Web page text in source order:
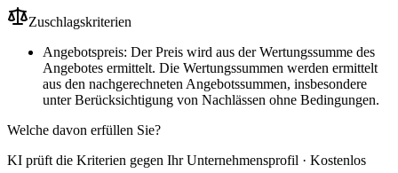
Zuschlagskriterien
Angebotspreis: Der Preis wird aus der Wertungssumme des
Angebotes ermittelt. Die Wertungssummen werden ermittelt
aus den nachgerechneten Angebotssummen, insbesondere
unter Berücksichtigung von Nachlässen ohne Bedingungen.
Welche davon erfüllen Sie?
KI prüft die Kriterien gegen Ihr Unternehmensprofil · Kostenlos